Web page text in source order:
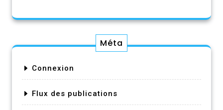
Méta
Connexion
Flux des publications